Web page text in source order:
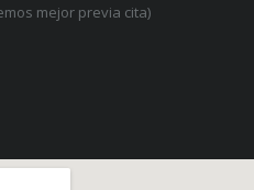
mejor previa cita)